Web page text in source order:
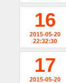
16
2015-05-20
22:32:30
17
2015-05-20